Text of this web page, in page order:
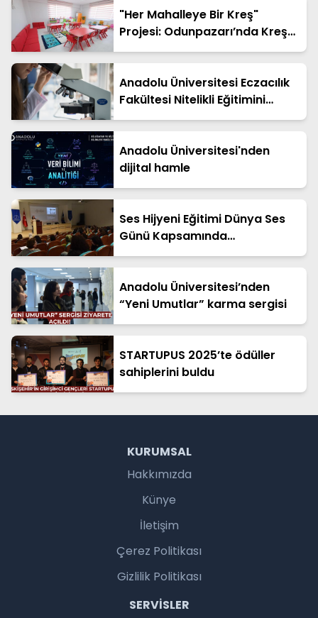
"Her Mahalleye Bir Kreş"
Projesi: Odunpazarı’nda Kreş
Kayıtları Başladı
Anadolu Üniversitesi Eczacılık
Fakültesi Nitelikli Eğitimini
Sürdürüyor
Anadolu Üniversitesi'nden
dijital hamle
Ses Hijyeni Eğitimi Dünya Ses
Günü Kapsamında
Gerçekleştirildi
Anadolu Üniversitesi’nden
“Yeni Umutlar” karma sergisi
STARTUPUS 2025’te ödüller
sahiplerini buldu
KURUMSAL
Hakkımızda
Künye
İletişim
Çerez Politikası
Gizlilik Politikası
SERVISLER